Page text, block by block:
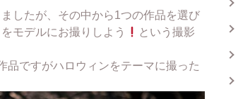
したが、その中から1つの作品を選び
モデルにお撮りしよう
という撮影
品ですがハロウィンをテーマに撮った